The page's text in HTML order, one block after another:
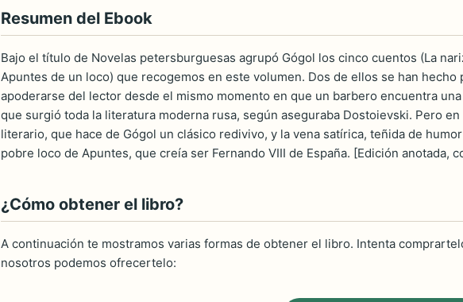
Resumen del Ebook
Bajo el título de Novelas petersburguesas agrupó Gógol los cinco cuentos (La
Apuntes de un loco) que recogemos en este volumen. Dos de ellos se han
apoderarse del lector desde el mismo momento en que un barbero encuentra
que surgió toda la literatura moderna rusa, según aseguraba Dostoievski. Pero
literario, que hace de Gógol un clásico redivivo, y la vena satírica, teñida de
pobre loco de Apuntes, que creía ser Fernando VIII de España. [Edición anotada,
¿Cómo obtener el libro?
A continuación te mostramos varias formas de obtener el libro. Intenta
nosotros podemos ofrecertelo: